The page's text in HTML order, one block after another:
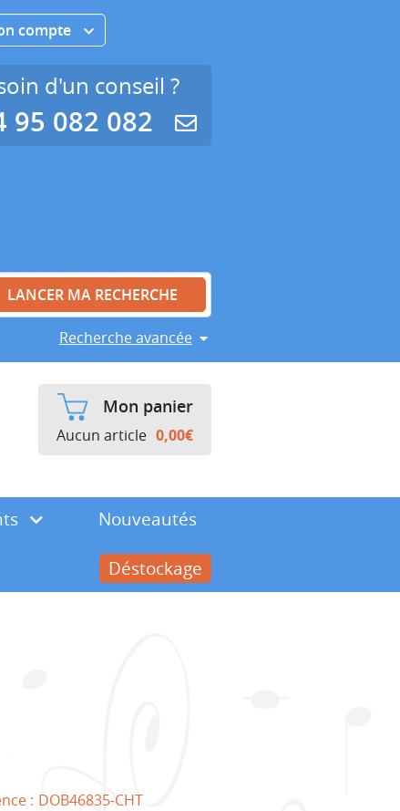
Recherche avancée
compte
d'un conseil ?
95 082 082
Mon panier
Aucun article 0,00€
Nouveautés
Déstockage
: DOB46835-CHT